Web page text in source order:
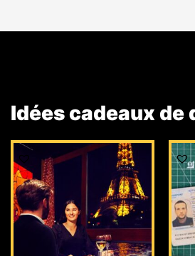
Idées cadeaux de